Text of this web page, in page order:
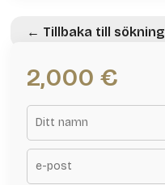
← Tillbaka till sökning
2,000 €